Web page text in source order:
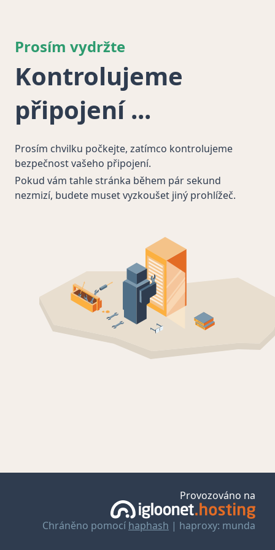
Prosím vydržte
Kontrolujeme
připojení
Prosím chvilku počkejte, zatímco kontrolujeme
bezpečnost vašeho připojení.
Pokud vám tahle stránka během pár sekund
nezmizí, budete muset vyzkoušet jiný prohlížeč.
Provozováno na
Chráněno pomocí haphash | haproxy: munda